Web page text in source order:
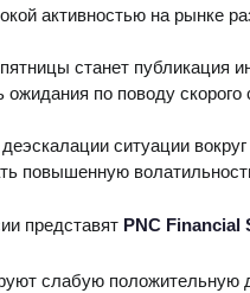
активностью на рынке
станет публикация
по поводу
ситуации
повышенную
представят PNC Financial
слабую положительную